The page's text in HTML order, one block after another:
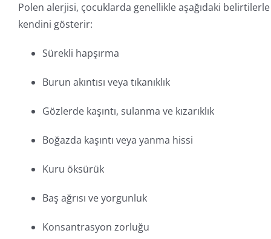
Polen alerjisi, çocuklarda genellikle aşağıdaki belirtilerle
kendini gösterir:
Sürekli hapşırma
Burun akıntısı veya tıkanıklık
Gözlerde kaşıntı, sulanma ve kızarıklık
Boğazda kaşıntı veya yanma hissi
Kuru öksürük
Baş ağrısı ve yorgunluk
Konsantrasyon zorluğu